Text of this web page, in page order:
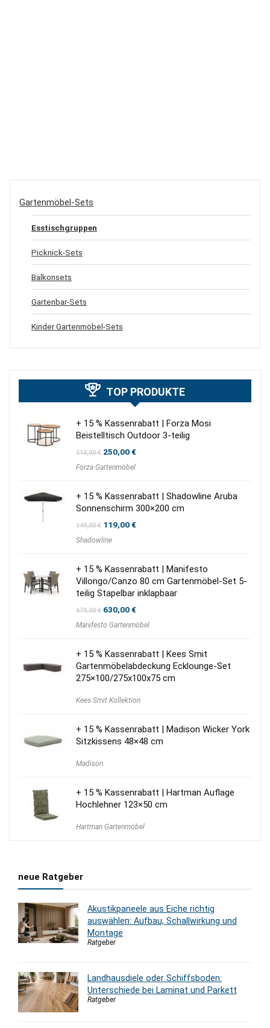
Gartenmöbel-Sets
Esstischgruppen
Picknick-Sets
Balkonsets
Gartenbar-Sets
Kinder Gartenmöbel-Sets
TOP PRODUKTE
+ 15 % Kassenrabatt | Forza Mosi
Beistelltisch Outdoor 3-teilig
310,00€ Ursprünglicher
war:
250,00€Aktueller
Forza Gartenmöbel
+ 15 % Kassenrabatt | Shadowline Aruba
Sonnenschirm 300×200 cm
149,00€ Ursprünglicher
war:
119,00€Aktueller
Shadowline
+ 15 % Kassenrabatt | Manifesto
Villongo/Canzo 80 cm Gartenmöbel-Set 5-
teilig Stapelbar inklapbaar
670,00€ Ursprünglicher
war:
630,00€Aktueller
ist:
Manifesto Gartenmöbel
+ 15 % Kassenrabatt | Kees Smit
Gartenmöbelabdeckung Ecklounge-Set
275×100/275x100x75 cm
Kees Smit Kollektion
+ 15 % Kassenrabatt | Madison Wicker York
Sitzkissens 48×48 cm
Madison
+ 15 % Kassenrabatt | Hartman Auflage
Hochlehner 123×50 cm
Hartman Gartenmöbel
neue Ratgeber
Akustikpaneele aus Eiche richtig
auswählen: Aufbau, Schallwirkung und
Montage
Ratgeber
Landhausdiele oder Schiffsboden:
Unterschiede bei Laminat und Parkett
Ratgeber